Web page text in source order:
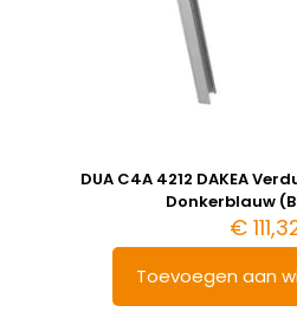
DUA C4A 4212 DAKEA
Donkerblauw
€
Toevoegen aan